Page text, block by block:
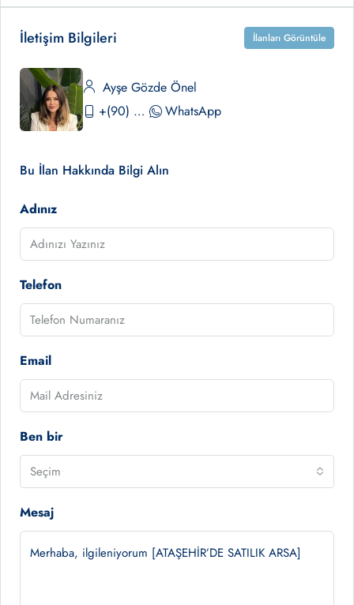
İletişim Bilgileri İlanları Görüntüle
Ayşe Gözde Önel
+(90) 530 390 02 84
WhatsApp
Bu İlan Hakkında Bilgi Alın
Adınız
Telefon
Email
Ben bir
Seçim
Mesaj